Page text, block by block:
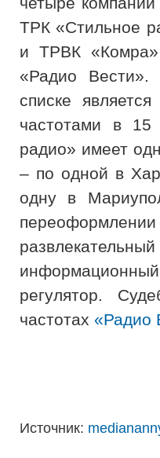
ТРК «Стильное
и ТРВК
«Радио
списке
частотами в 15
радио» имеет
– по одной в
одну в
регулятор.
частотах «Радио
Источник: